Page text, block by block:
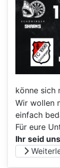
könne sich
Wir wollen
einfach
Für eure
Ihr seid